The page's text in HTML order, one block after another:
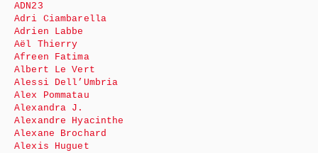
ADN23
Adri Ciambarella
Adrien Labbe
Aël Thierry
Afreen Fatima
Albert Le Vert
Alessi Dell’Umbria
Alex Pommatau
Alexandra J.
Alexandre Hyacinthe
Alexane Brochard
Alexis Huguet